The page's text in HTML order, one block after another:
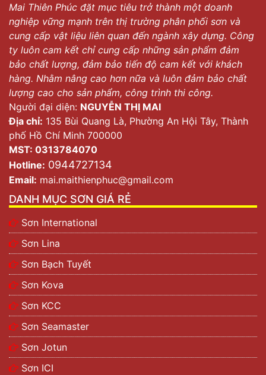
Mai Thiên Phúc đặt mục tiêu trở thành một doanh
nghiệp vững mạnh trên thị trường phân phối sơn và
cung cấp vật liệu liên quan đến ngành xây dựng. Công
ty luôn cam kết chỉ cung cấp những sản phẩm đảm
bảo chất lượng, đảm bảo tiến độ cam kết với khách
hàng. Nhằm nâng cao hơn nữa và luôn đảm bảo chất
lượng cao cho sản phẩm, công trình thi công.
Người đại diện: NGUYỄN THỊ MAI
Địa chỉ: 135 Bùi Quang Là, Phường An Hội Tây, Thành
phố Hồ Chí Minh 700000
MST: 0313784070
Hotline: 0944727134
Email: mai.maithienphuc@gmail.com
DANH MỤC SƠN GIÁ RẺ
Sơn International
Sơn Lina
Sơn Bạch Tuyết
Sơn Kova
Sơn KCC
Sơn Seamaster
Sơn Jotun
Sơn ICI